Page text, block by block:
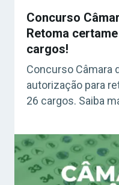
Concurso
Retoma
cargos!
Concurso Câmara
autorização para
26 cargos. Saiba